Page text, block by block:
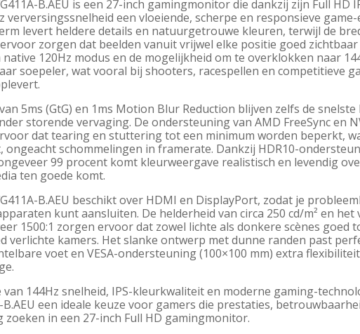
B.AEU is een 27-inch gamingmonitor die dankzij zijn Full HD
verversingssnelheid een vloeiende, scherpe en responsieve
levert heldere details en natuurgetrouwe kleuren, terwijl de
zorgen dat beelden vanuit vrijwel elke positie goed zichtbaar
120Hz modus en de mogelijkheid om te overklokken naar
soepeler, wat vooral bij shooters, racespellen en competitieve
5ms (GtG) en 1ms Motion Blur Reduction blijven zelfs de
storende vervaging. De ondersteuning van AMD FreeSync en
dat tearing en stuttering tot een minimum worden beperkt,
ongeacht schommelingen in framerate. Dankzij HDR10-
99 procent komt kleurweergave realistisch en levendig
ten goede komt.
B.AEU beschikt over HDMI en DisplayPort, zodat je
kunt aansluiten. De helderheid van circa 250 cd/m² en het
1500:1 zorgen ervoor dat zowel lichte als donkere scènes goed
verlichte kamers. Het slanke ontwerp met dunne randen past
voet en VESA-ondersteuning (100×100 mm) extra
144Hz snelheid, IPS-kleurkwaliteit en moderne gaming-
B.AEU een ideale keuze voor gamers die prestaties,
in een 27-inch Full HD gamingmonitor.